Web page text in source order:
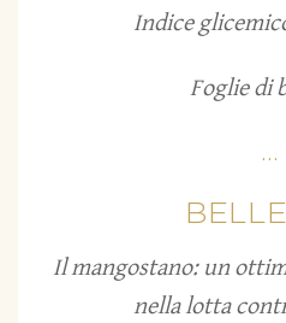
Indice
Foglie di
...
Il mangostano: un
nella lotta